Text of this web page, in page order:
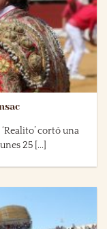
cortó una
25 [...]